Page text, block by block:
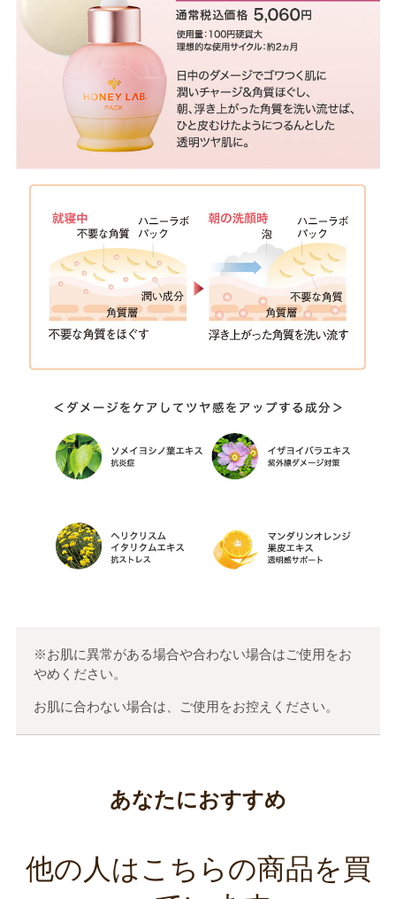
※お肌に異常がある場合や合わない場合はご使用をお
やめください。
お肌に合わない場合は、ご使用をお控えください。
あなたにおすすめ
他の人はこちらの商品を買